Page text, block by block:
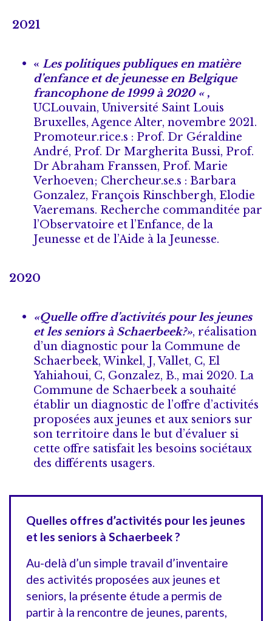
2021
« Les politiques publiques en matière
d’enfance et de jeunesse en Belgique
francophone de 1999 à 2020 « ,
UCLouvain, Université Saint Louis
Bruxelles, Agence Alter, novembre 2021.
Promoteur.rice.s : Prof. Dr Géraldine
André, Prof. Dr Margherita Bussi, Prof.
Dr Abraham Franssen, Prof. Marie
Verhoeven; Chercheur.se.s : Barbara
Gonzalez, François Rinschbergh, Elodie
Vaeremans. Recherche commanditée par
l’Observatoire et l’Enfance, de la
Jeunesse et de l’Aide à la Jeunesse.
2020
«Quelle offre d’activités pour les jeunes
et les seniors à Schaerbeek?», réalisation
d’un diagnostic pour la Commune de
Schaerbeek, Winkel, J, Vallet, C, El
Yahiahoui, C, Gonzalez, B., mai 2020. La
Commune de Schaerbeek a souhaité
établir un diagnostic de l’offre d’activités
proposées aux jeunes et aux seniors sur
son territoire dans le but d’évaluer si
cette offre satisfait les besoins sociétaux
des différents usagers.
Quelles offres d’activités pour les jeunes
et les seniors à Schaerbeek ?
Au-delà d’un simple travail d’inventaire
des activités proposées aux jeunes et
seniors, la présente étude a permis de
partir à la rencontre de jeunes, parents,